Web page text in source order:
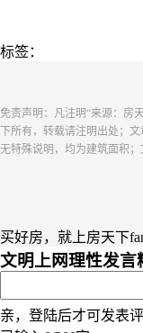
标签：
免责声明：凡注明“来源：房
下所有，转载请注明出处；
无特殊说明，均为建筑面积
买好房，就上房天下
文明上网理性发言
亲，登陆后才可发表评